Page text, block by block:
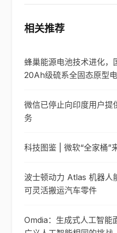
相关推荐
蜂巢能源电池技术进化，
20Ah级硫系全固态原型
微信已停止向印度用户提
务
科技图鉴 | 微软“全家桶”
波士顿动力 Atlas 机器人
可灵活搬运汽车零件
Omdia：生成式人工智能